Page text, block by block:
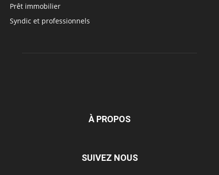
Prêt immobilier
Syndic et professionnels
À PROPOS
SUIVEZ NOUS